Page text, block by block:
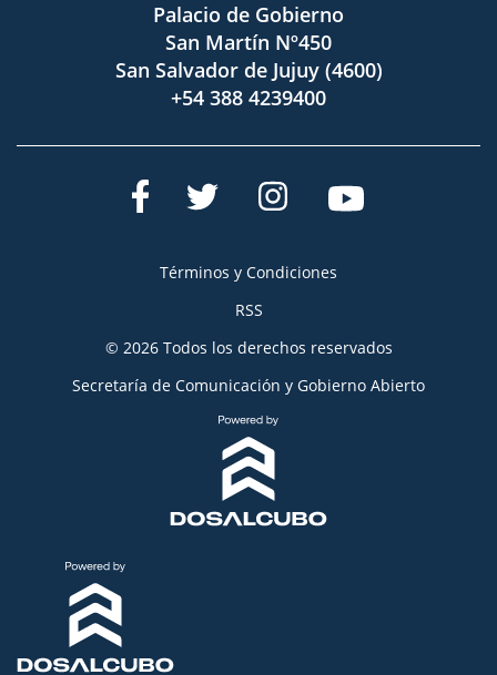
Palacio de Gobierno
San Martín Nº450
San Salvador de Jujuy (4600)
+54 388 4239400
Términos y Condiciones
RSS
© 2026 Todos los derechos reservados
Secretaría de Comunicación y Gobierno Abierto